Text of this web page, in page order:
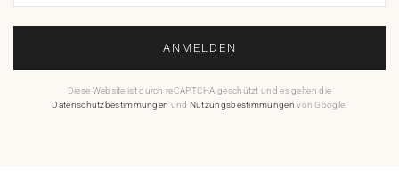
ANMELDEN
Diese Website ist durch reCAPTCHA geschützt und es gelten die
Datenschutzbestimmungen und Nutzungsbestimmungen von Google.